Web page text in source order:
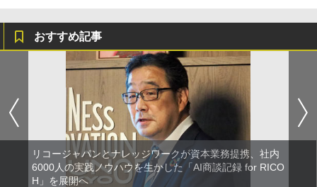
おすすめ記事
リコージャパンとナレッジワークが資本業務提携、社内
6000人の実践ノウハウを生かした「AI商談記録 for RICO
H」を展開へ